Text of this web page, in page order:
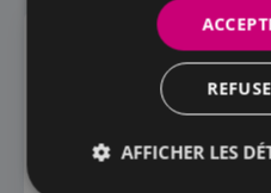
FEMME DE CHAMBRE
GOSSELIES, HUMAN
il y a 2 années• Horeca
AFFICHER LES